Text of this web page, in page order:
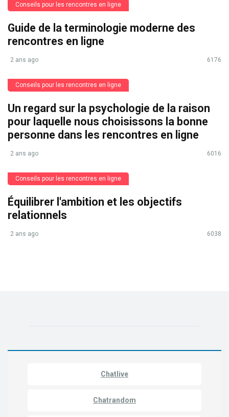
Conseils pour les rencontres en ligne
Guide de la terminologie moderne des
rencontres en ligne
2 ans ago 6176
Conseils pour les rencontres en ligne
Un regard sur la psychologie de la raison
pour laquelle nous choisissons la bonne
personne dans les rencontres en ligne
2 ans ago 6016
Conseils pour les rencontres en ligne
Équilibrer l'ambition et les objectifs
relationnels
2 ans ago 6038
Chatlive
Chatrandom